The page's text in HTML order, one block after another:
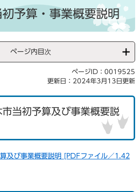
予算・事業概要説明
ページ内目次
ページID：0019525
更新日：2024年3月13日更新
当初予算及び事業概要説
及び事業概要説明 [PDFファイル／1.42